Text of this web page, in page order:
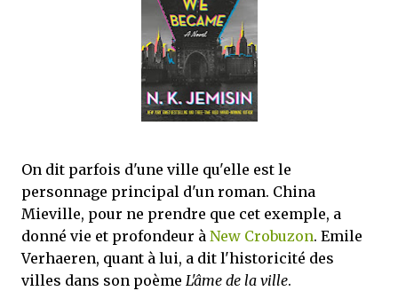
que Thomas connaissait et appréciait Olivier. Marlowe découvre une ville qu’il
ne connaissait pas, habitée par la méfiance, la peur et le rigorisme de la Ligue,
une ville pleine de mystères et de vieilles rancœurs. La Dame d...
On dit parfois d'une ville qu'elle est le
personnage principal d'un roman. China
Mieville, pour ne prendre que cet exemple, a
donné vie et profondeur à New Crobuzon. Emile
Verhaeren, quant à lui, a dit l'historicité des
villes dans son poème L'âme de la ville.